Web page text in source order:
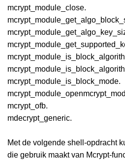
mcrypt_module_close.
mcrypt_module_is_block_mode.
mcrypt_ofb.
mdecrypt_generic.
Met de volgende shell-opdracht
die gebruik maakt van Mcrypt-